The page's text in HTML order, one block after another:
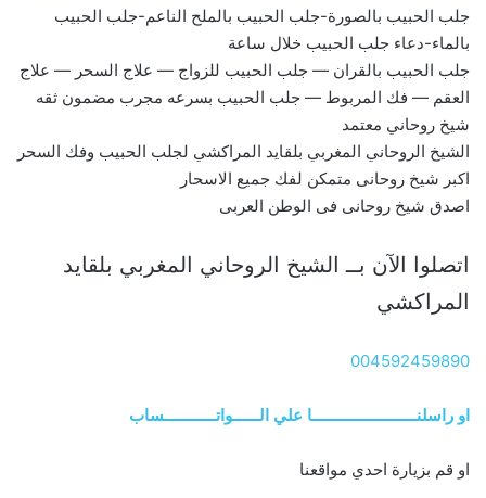
جلب الحبيب بالصورة-جلب الحبيب بالملح الناعم-جلب الحبيب
بالماء-دعاء جلب الحبيب خلال ساعة
جلب الحبيب بالقران — جلب الحبيب للزواج — علاج السحر — علاج
العقم — فك المربوط — جلب الحبيب بسرعه مجرب مضمون ثقه
شيخ روحاني معتمد
الشيخ الروحاني المغربي بلقايد المراكشي لجلب الحبيب وفك السحر
اكبر شيخ روحانى متمكن لفك جميع الاسحار
اصدق شيخ روحانى فى الوطن العربى
اتصلوا الآن بــ الشيخ الروحاني المغربي بلقايد
المراكشي
004592459890
او راسلنــــــــــــــــــــــــا علي الــــــواتــــــــــــساب
او قم بزيارة احدي مواقعنا